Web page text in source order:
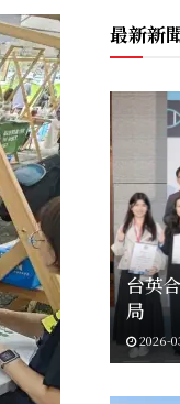
最新新
台英
局
2026-